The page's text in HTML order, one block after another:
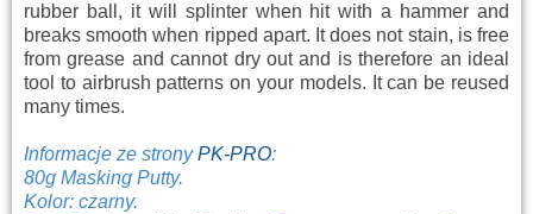
rubber ball, it will splinter when hit with a hammer and
breaks smooth when ripped apart. It does not stain, is free
from grease and cannot dry out and is therefore an ideal
tool to airbrush patterns on your models. It can be reused
many times.
Informacje ze stronyPK-PRO:
80g Masking Putty.
Kolor: czarny.